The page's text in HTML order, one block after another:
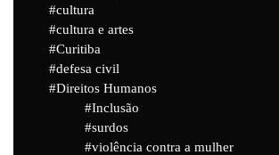
cultura
cultura e artes
Curitiba
defesa civil
Direitos Humanos
Inclusão
surdos
violência contra a mulher